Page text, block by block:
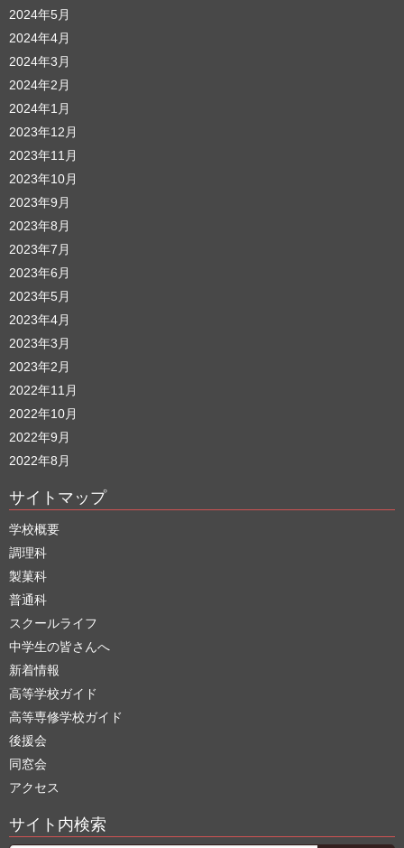
2024年5月
2024年4月
2024年3月
2024年2月
2024年1月
2023年12月
2023年11月
2023年10月
2023年9月
2023年8月
2023年7月
2023年6月
2023年5月
2023年4月
2023年3月
2023年2月
2022年11月
2022年10月
2022年9月
2022年8月
サイトマップ
学校概要
調理科
製菓科
普通科
スクールライフ
中学生の皆さんへ
新着情報
高等学校ガイド
高等専修学校ガイド
後援会
同窓会
アクセス
サイト内検索